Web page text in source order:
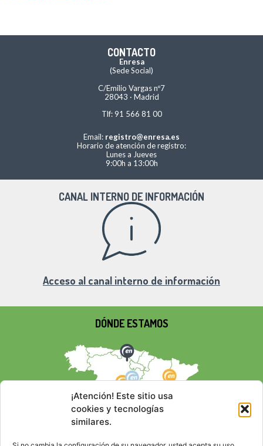
¡Atención! Este sitio usa
cookies y tecnologías
similares.
CONTACTO
Enresa
(Sede Social)
C/Emilio Vargas nº7
28043 · Madrid
Tlf: 91 566 81 00
Email: registro@enresa.es
Horario de atención de registro:
Lunes a Jueves
9:00h a 13:00h
CANAL INTERNO DE INFORMACIÓN
Acceso al canal interno de información
DÓNDE ESTAMOS